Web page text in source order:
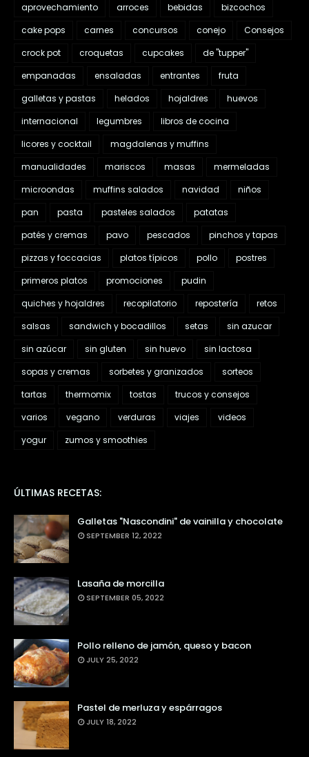
aprovechamiento
arroces bebidas
bizcochos
cake pops
carnes concursos conejo
Consejos
crock pot
croquetas cupcakes
de "tupper"
empanadas
ensaladas entrantes
fruta
galletas y pastas
helados hojaldres
huevos
internacional
legumbres
libros de cocina
licores y cocktail
magdalenas y muffins
manualidades
mariscos masas
mermeladas
microondas
muffins salados navidad
niños
pan
pasta pasteles salados
patatas
patés y cremas
pavo pescados
pinchos y tapas
pizzas y foccacias
platos típicos pollo
postres
primeros platos
promociones
pudin
quiches y hojaldres
recopilatorio repostería
retos
salsas
sandwich y bocadillos setas
sin azucar
sin azúcar
sin gluten sin huevo
sin lactosa
sopas y cremas
sorbetes y granizados
sorteos
tartas
thermomix tostas
trucos y consejos
varios
vegano verduras viajes
videos
yogur
zumos y smoothies
ÚLTIMAS RECETAS:
Galletas "Nascondini" de vainilla y chocolate
SEPTEMBER 12, 2022
Lasaña de morcilla
SEPTEMBER 05, 2022
Pollo relleno de jamón, queso y bacon
JULY 25, 2022
Pastel de merluza y espárragos
JULY 18, 2022